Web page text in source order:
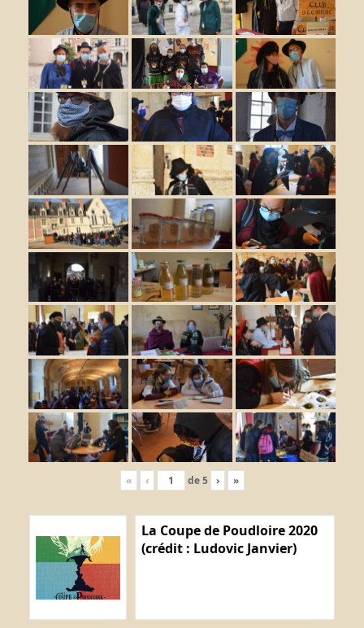
« ‹ de5 › »
La Coupe de Poudloire 2020
(crédit : Ludovic Janvier)